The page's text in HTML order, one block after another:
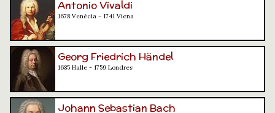
Antonio Vivaldi
1678 Venècia - 1741 Viena
Georg Friedrich Händel
1685 Halle - 1759 Londres
Johann Sebastian Bach